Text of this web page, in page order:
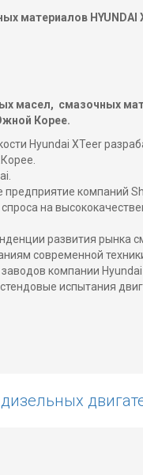
материалов HYUNDAI
масел, смазочных
Корее.
Hyundai XTeer
компаний
на
развития
современной
компании
испытания